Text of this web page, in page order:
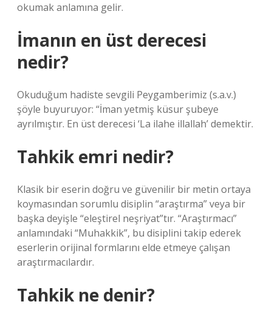
okumak anlamına gelir.
İmanın en üst derecesi
nedir?
Okuduğum hadiste sevgili Peygamberimiz (s.a.v.)
şöyle buyuruyor: “İman yetmiş küsur şubeye
ayrılmıştır. En üst derecesi ‘La ilahe illallah’ demektir.
Tahkik emri nedir?
Klasik bir eserin doğru ve güvenilir bir metin ortaya
koymasından sorumlu disiplin “araştırma” veya bir
başka deyişle “eleştirel neşriyat”tır. “Araştırmacı”
anlamındaki “Muhakkik”, bu disiplini takip ederek
eserlerin orijinal formlarını elde etmeye çalışan
araştırmacılardır.
Tahkik ne denir?